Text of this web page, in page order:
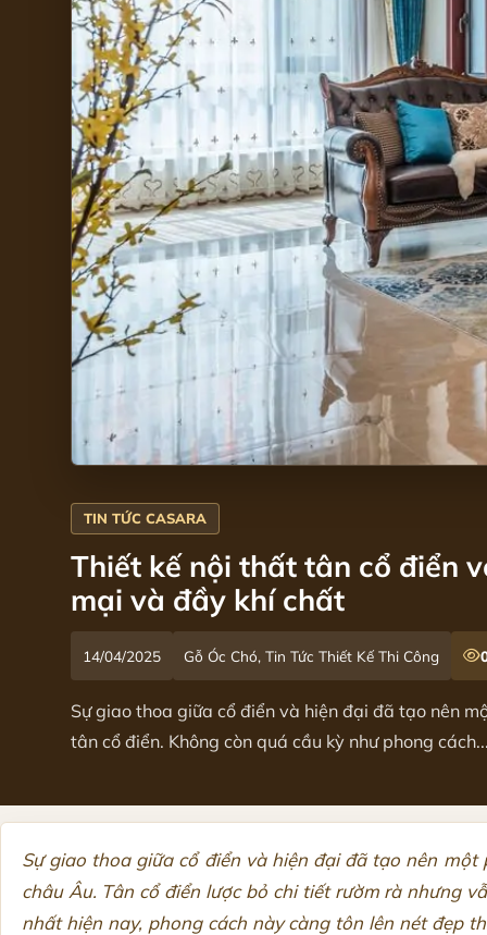
Thiết kế nội thất tân cổ điển
mại và đầy khí chất
14/04/2025 Gỗ Óc Chó, Tin Tức Thiết Kế Thi Công
Sự giao thoa giữa cổ điển và hiện đại đã tạo nên
tân cổ điển. Không còn quá cầu kỳ như phong
Sự giao thoa giữa cổ điển và hiện đại đã tạo nên
châu Âu. Tân cổ điển lược bỏ chi tiết rườm rà nhưng
nhất hiện nay, phong cách này càng tôn lên nét đẹp